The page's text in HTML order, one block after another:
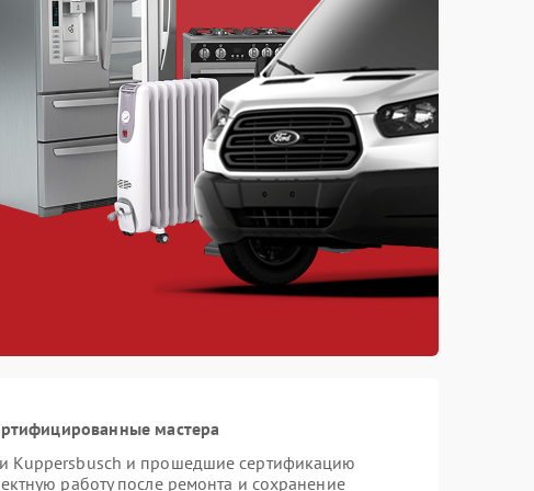
мастера
Kuppersbusch и прошедшие сертификацию
работу после ремонта и сохранение